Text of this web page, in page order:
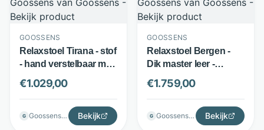
GOOSSENS
Relaxstoel Tirana - stof
- hand verstelbaar met
draaifunctie - grijs -
Goossens
€1.029,00
G Goossenswonen Bekijk
GOOSSENS
Relaxstoel Bergen -
Dik master leer -
Elektrisch verstelbaar -
Beige - Goossens
€1.759,00
G Goossenswonen Bekijk